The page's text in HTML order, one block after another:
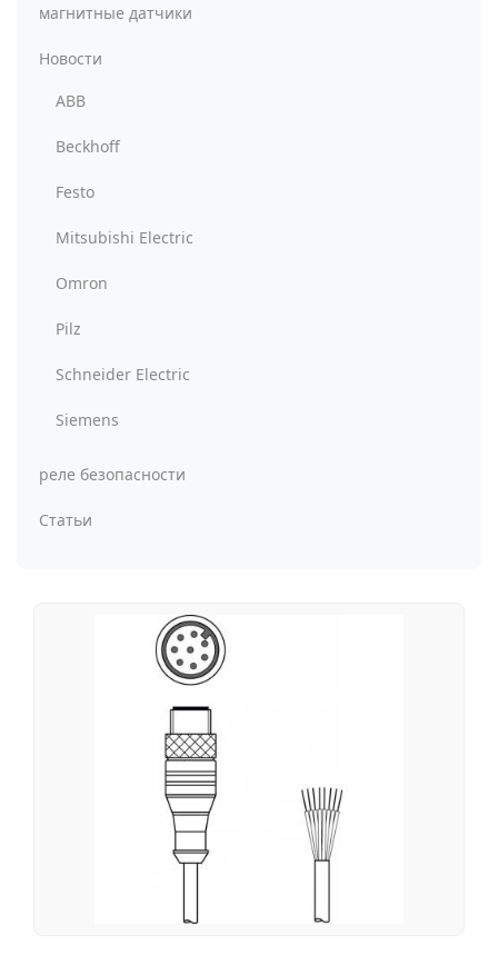
магнитные датчики
Новости
ABB
Beckhoff
Festo
Mitsubishi Electric
Omron
Pilz
Schneider Electric
Siemens
реле безопасности
Статьи